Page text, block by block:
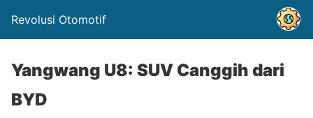
Revolusi Otomotif
Yangwang U8: SUV Canggih dari
BYD